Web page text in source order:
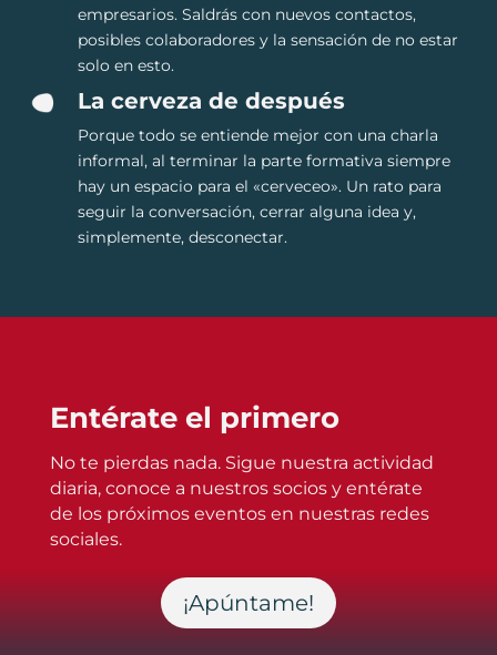
empresarios. Saldrás con nuevos contactos,
posibles colaboradores y la sensación de no estar
solo en esto.
La cerveza de después
Porque todo se entiende mejor con una charla
informal, al terminar la parte formativa siempre
hay un espacio para el «cerveceo». Un rato para
seguir la conversación, cerrar alguna idea y,
simplemente, desconectar.
Entérate el primero
No te pierdas nada. Sigue nuestra actividad
diaria, conoce a nuestros socios y entérate
de los próximos eventos en nuestras redes
sociales.
¡Apúntame!